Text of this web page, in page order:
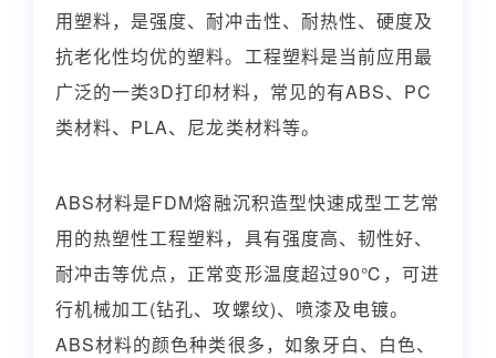
用塑料，是强度、耐冲击性、耐热性、硬度及
抗老化性均优的塑料。工程塑料是当前应用最
广泛的一类3D打印材料，常见的有ABS、PC
类材料、PLA、尼龙类材料等。
ABS材料是FDM熔融沉积造型快速成型工艺常
用的热塑性工程塑料，具有强度高、韧性好、
耐冲击等优点，正常变形温度超过90℃，可进
行机械加工(钻孔、攻螺纹)、喷漆及电镀。
ABS材料的颜色种类很多，如象牙白、白色、